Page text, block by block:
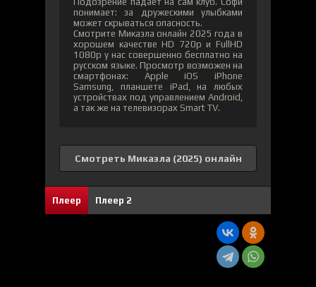
понимает: за дружескими улыбками
может скрываться опасность.
Смотрите Микаэла онлайн 2025 года в
хорошем качестве HD 720p и FullHD
1080p у нас совершенно бесплатно на
русском языке. Просмотр возможен на
смартфонах: Apple iOS iPhone
Samsung, планшете iPad, на любых
устройствах под управлением Android,
а так же на телевизорах Smart TV.
Смотреть Микаэла (2025) онлайн
Плеер Плеер 2